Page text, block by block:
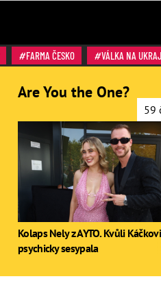
FARMA ČESKO VÁLKA NA
Are You the One?
59
Kolaps Nely z AYTO. Kvůli
psychicky sesypala